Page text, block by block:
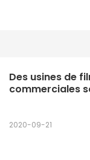
Des usines de
commerciales
2020-09-21